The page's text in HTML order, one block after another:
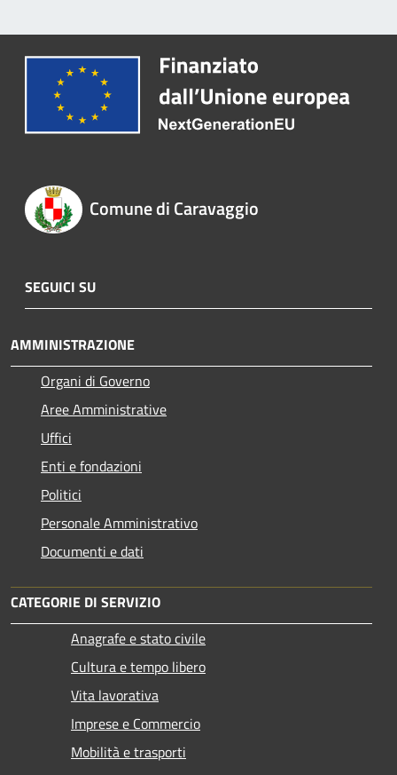
Comune di Caravaggio
SEGUICI SU
AMMINISTRAZIONE
Organi di Governo
Aree Amministrative
Uffici
Enti e fondazioni
Politici
Personale Amministrativo
Documenti e dati
CATEGORIE DI SERVIZIO
Anagrafe e stato civile
Cultura e tempo libero
Vita lavorativa
Imprese e Commercio
Mobilità e trasporti